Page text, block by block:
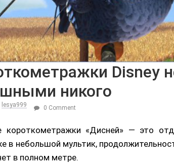
Disney
никого
lesya999 0 Comment
короткометражки «Дисней» — это
в небольшой мультик,
в полном метре.